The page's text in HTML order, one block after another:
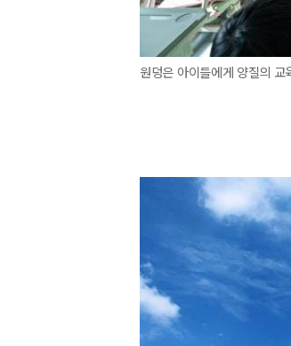
원덩은 아이들에게 양질의